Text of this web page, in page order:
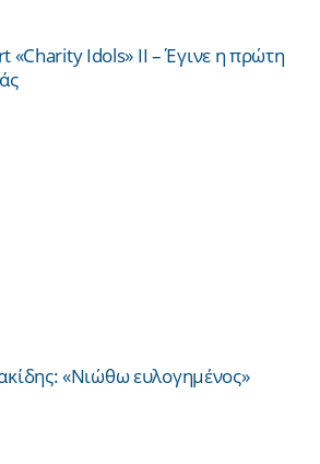
«Charity Idols» ΙΙ – Έγινε η πρώτη
«Νιώθω ευλογημένος»